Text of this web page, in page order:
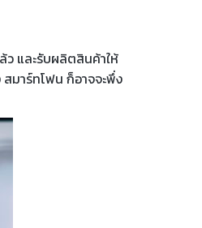
ว และรับผลิตสินค้าให้
มาร์ทโฟน ก็อาจจะพึ่ง